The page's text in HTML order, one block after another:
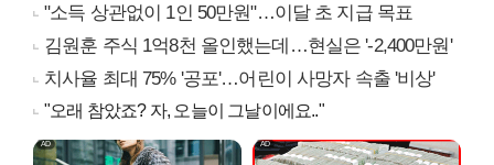
"소득 상관없이 1인 50만원"…이달 초 지급 목표
김원훈 주식 1억8천 올인했는데…현실은 '-2,400만원'
치사율 최대 75% '공포'…어린이 사망자 속출 '비상'
"오래 참았죠? 자, 오늘이 그날이에요.."